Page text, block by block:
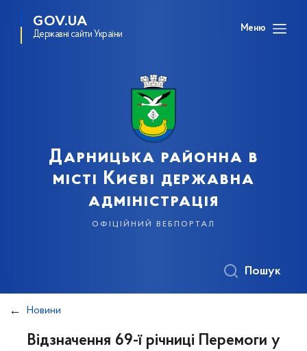
GOV.UA
Державні сайти України
Меню
Дарницька районна в
місті Києві державна
адміністрація
офіційний вебпортал
Пошук
Новини
Відзначення 69-ї річниці Перемоги у